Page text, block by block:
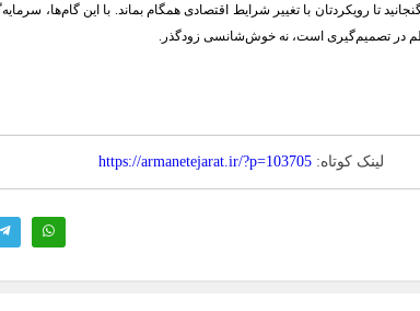
تا رویکردتان با تغییر شرایط اقتصادی همگام بماند. با این گام‌ها،
در تصمیم‌گیری است، نه خوش‌شانسی زودگذر.
لینک کوتاه:https://armanetejarat.ir/?p=103705